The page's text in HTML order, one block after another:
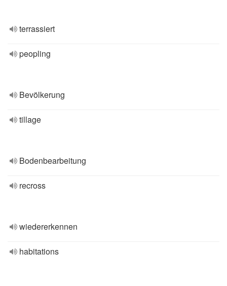
terrassiert
peopling
Bevölkerung
tillage
Bodenbearbeitung
recross
wiedererkennen
habitations